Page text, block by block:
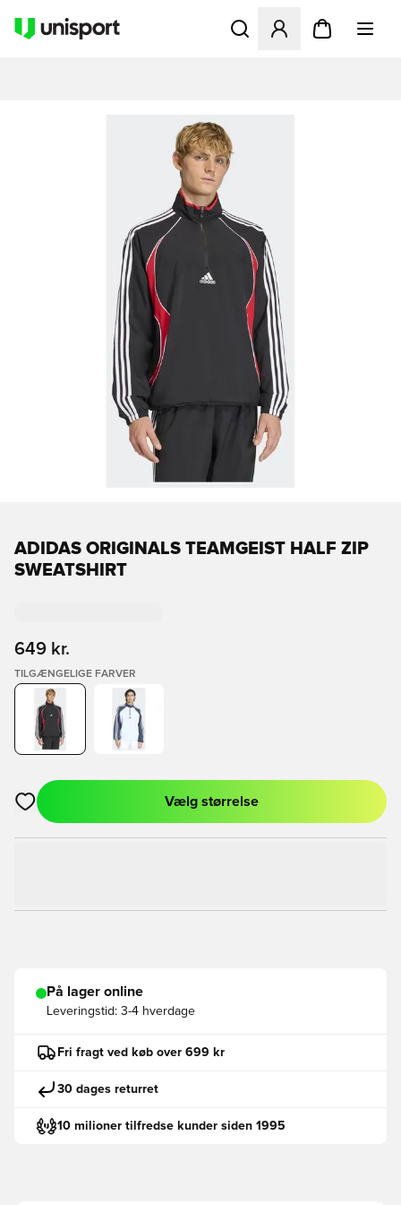
Åbner en Modal til at
ADIDAS ORIGINALS TEAMGEIST HALF ZIP
SWEATSHIRT
649 kr.
TILGÆNGELIGE FARVER
Åbner en Modal til at logge ind eller tilmelde dig som medlem
Vælg størrelse
På lager online
Leveringstid: 3-4 hverdage
Fri fragt ved køb over 699 kr
30 dages returret
10 milioner tilfredse kunder siden 1995